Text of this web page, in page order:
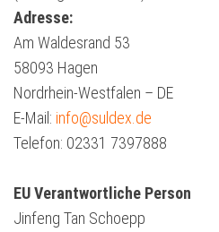
Adresse:
Am Waldesrand 53
58093 Hagen
Nordrhein-Westfalen – DE
E-Mail: info@suldex.de
Telefon: 02331 7397888
EU Verantwortliche Person
Jinfeng Tan Schoepp